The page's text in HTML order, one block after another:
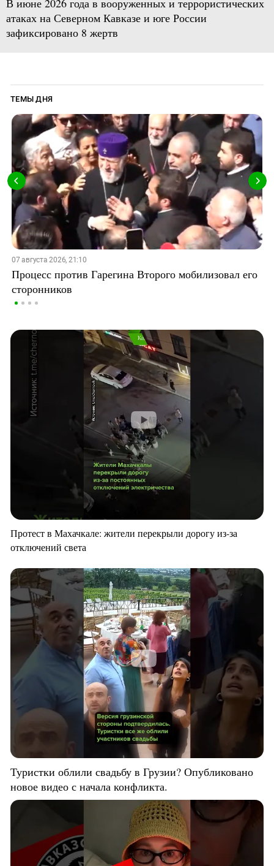
В июне 2026 года в вооруженных и террористических
атаках на Северном Кавказе и юге России
зафиксировано 8 жертв
ТЕМЫ ДНЯ
07 августа 2026, 21:10
Процесс против Гарегина Второго мобилизовал его
сторонников
Протест в Махачкале: жители перекрыли дорогу из-за
отключений света
Туристки облили свадьбу в Грузии? Опубликовано
новое видео с начала конфликта.